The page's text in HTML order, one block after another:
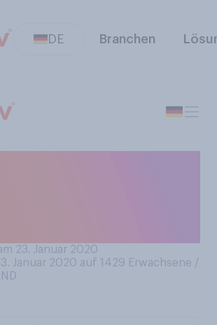
DE Branchen
23. Januar 2020
Januar 2020 auf 1429 Erwachsene /